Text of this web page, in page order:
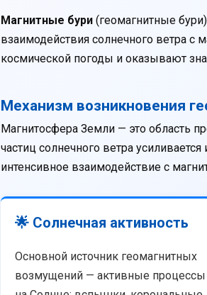
Магнитные бури (геомагнитные
взаимодействия солнечного ветра
космической погоды и оказывают
Механизм возникновения
Магнитосфера Земли — это область
частиц солнечного ветра
интенсивное взаимодействие с
🌟 Солнечная активность
Основной источник геомагнитных
возмущений — активные процессы